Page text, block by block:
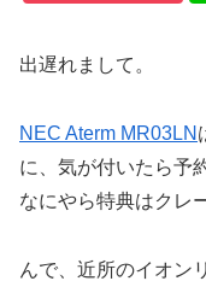
出遅れまして。
NEC Aterm MR03LN
に、気が付いたら予
なにやら特典はクレ
んで、近所のイオン